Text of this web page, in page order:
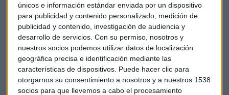
únicos e información estándar enviada por un dispositivo
para publicidad y contenido personalizado, medición de
publicidad y contenido, investigación de audiencia y
desarrollo de servicios. Con su permiso, nosotros y
nuestros socios podemos utilizar datos de localización
geográfica precisa e identificación mediante las
características de dispositivos. Puede hacer clic para
otorgarnos su consentimiento a nosotros y a nuestros 1538
socios para que llevemos a cabo el procesamiento
Así son los pacientes del estudio de
PharmaMar
Comono es lo mismo aplicar el tratamiento a un
asintomáticoque a un paciente que requiera respiración
asistida, se debe observar los filtros quePharmaMar
para aceptar a los pacientes de su estudio.